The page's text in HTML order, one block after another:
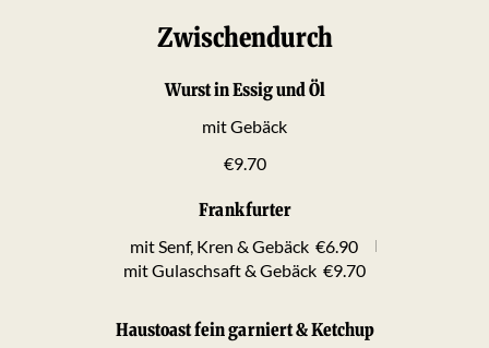
Zwischendurch
Wurst in Essig und Öl
mit Gebäck
€9.70
Frankfurter
mit Senf, Kren & Gebäck €6.90
mit Gulaschsaft & Gebäck €9.70
Haustoast fein garniert & Ketchup